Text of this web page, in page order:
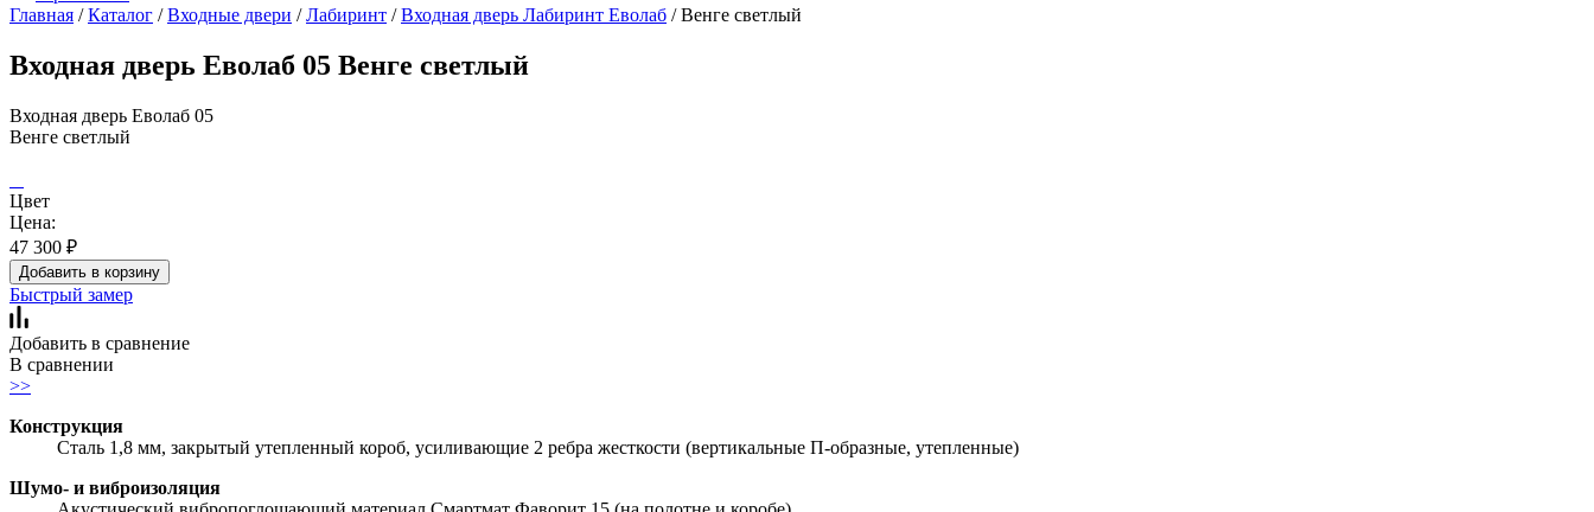
Главная /Каталог /Входные двери /Лабиринт /Входная дверь Лабиринт Еволаб / Венге светлый
Входная дверь Еволаб 05 Венге светлый
Входная дверь Еволаб 05
Венге светлый
Цвет
Цена:
47 300 ₽
Добавить в корзину
Быстрый замер
Добавить в сравнение
В сравнении
>>
Конструкция
Сталь 1,8 мм, закрытый утепленный короб, усиливающие 2 ребра жесткости (вертикальные П-образные, утепленные)
Шумо- и виброизоляция